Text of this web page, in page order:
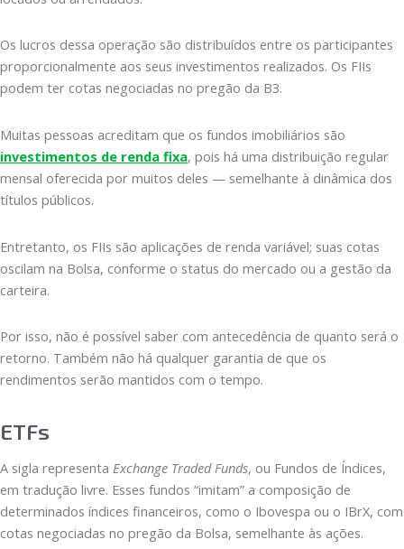
Os lucros dessa operação são distribuídos entre os participantes
proporcionalmente aos seus investimentos realizados. Os FIIs
podem ter cotas negociadas no pregão da B3.
Muitas pessoas acreditam que os fundos imobiliários são
investimentos de renda fixa, pois há uma distribuição regular
mensal oferecida por muitos deles — semelhante à dinâmica dos
títulos públicos.
Entretanto, os FIIs são aplicações de renda variável; suas cotas
oscilam na Bolsa, conforme o status do mercado ou a gestão da
carteira.
Por isso, não é possível saber com antecedência de quanto será o
retorno. Também não há qualquer garantia de que os
rendimentos serão mantidos com o tempo.
ETFs
A sigla representa Exchange Traded Funds, ou Fundos de Índices,
em tradução livre. Esses fundos “imitam” a composição de
determinados índices financeiros, como o Ibovespa ou o IBrX, com
cotas negociadas no pregão da Bolsa, semelhante às ações.